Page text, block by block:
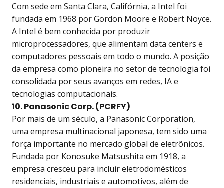
Com sede em Santa Clara, Califórnia, a Intel foi
fundada em 1968 por Gordon Moore e Robert Noyce.
A Intel é bem conhecida por produzir
microprocessadores, que alimentam data centers e
computadores pessoais em todo o mundo. A posição
da empresa como pioneira no setor de tecnologia foi
consolidada por seus avanços em redes, IA e
tecnologias computacionais.
10. Panasonic Corp. (PCRFY)
Por mais de um século, a Panasonic Corporation,
uma empresa multinacional japonesa, tem sido uma
força importante no mercado global de eletrônicos.
Fundada por Konosuke Matsushita em 1918, a
empresa cresceu para incluir eletrodomésticos
residenciais, industriais e automotivos, além de